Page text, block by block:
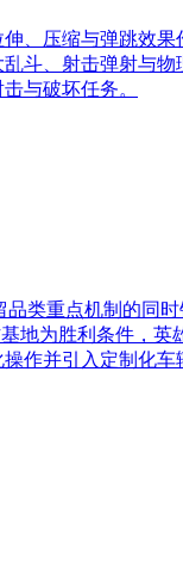
、压缩与弹跳效
斗、射击弹射与
与破坏任务。
类重点机制的同
地为胜利条件，英
作并引入定制化